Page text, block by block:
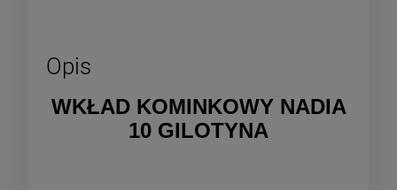
Opis
WKŁAD KOMINKOWY NADIA
10 GILOTYNA